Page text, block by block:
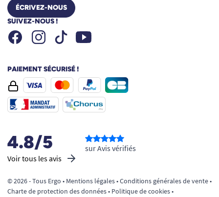
ÉCRIVEZ-NOUS
SUIVEZ-NOUS !
FacebookInstagramTiktok Youtube
PAIEMENT SÉCURISÉ !
4.8/5
Voir tous les avis
sur Avis vérifiés
© 2026 - Tous Ergo • Mentions légales•Conditions générales de vente•
Charte de protection des données• Politique de cookies•